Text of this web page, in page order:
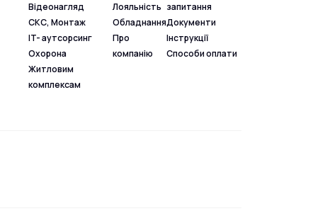
Відеонагляд
СКС, Монтаж
IT- аутсорсинг
Охорона
Житловим
комплексам
Лояльність
Обладнання
Про
компанію
запитання
Документи
Інструкції
Способи оплати